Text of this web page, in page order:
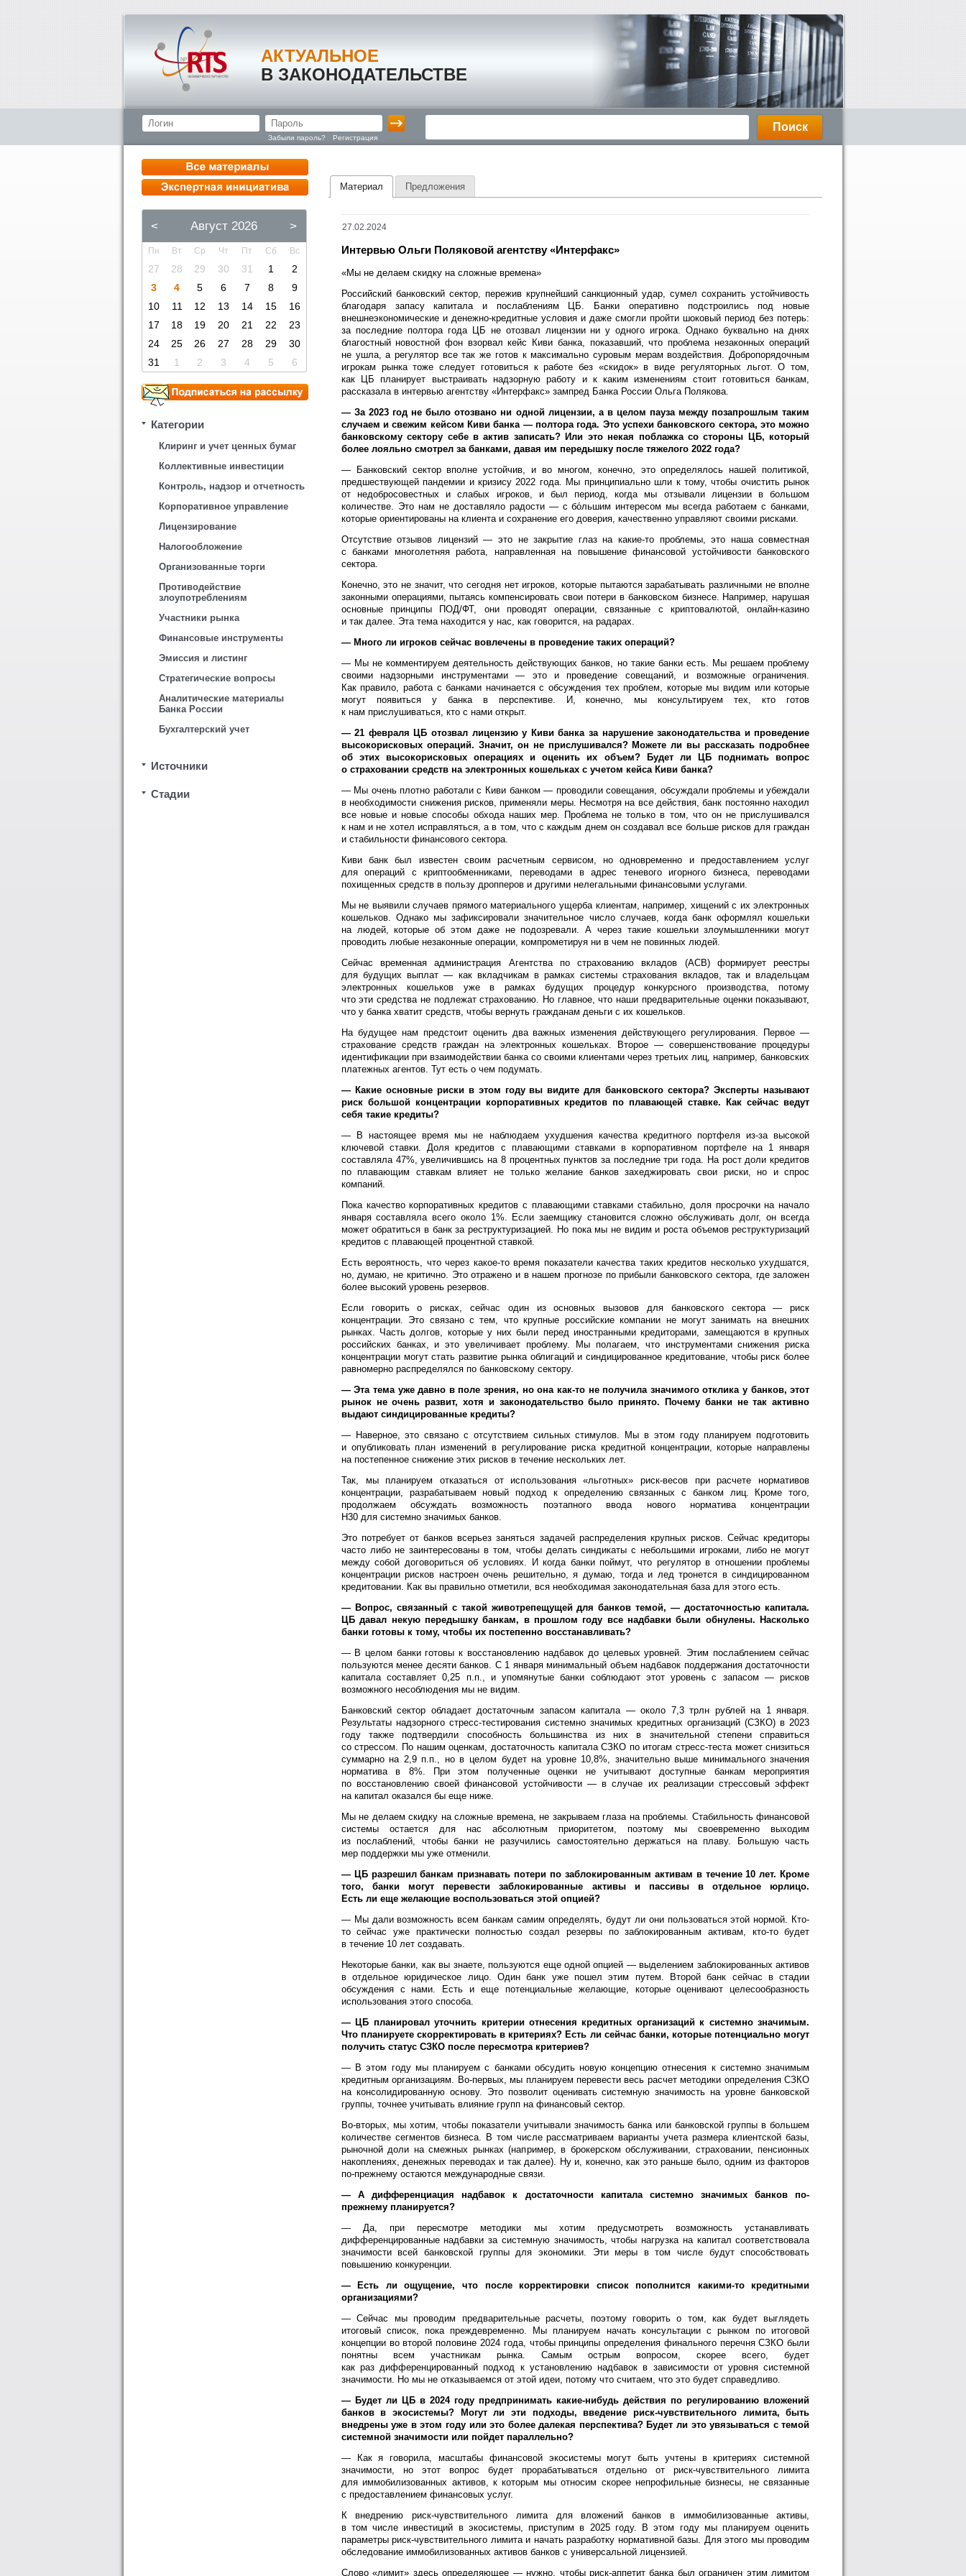
АКТУАЛЬНОЕ
В ЗАКОНОДАТЕЛЬСТВЕ
Забыли пароль? Регистрация
< Август 2026 >
Пн Вт Ср Чт Пт Сб Вс
27 28 29 30 31 1
2
3
4 5 6 7 8
9
10
11 12 13 14 15
16
17
18 19 20 21 22
23
24
25 26 27 28 29
30
31
1 2 3 4 5 6
Категории
Клиринг и учет ценных бумаг
Коллективные инвестиции
Контроль, надзор и отчетность
Корпоративное управление
Лицензирование
Налогообложение
Организованные торги
Противодействие
злоупотреблениям
Участники рынка
Финансовые инструменты
Эмиссия и листинг
Стратегические вопросы
Аналитические материалы
Банка России
Бухгалтерский учет
Источники
Стадии
Материал Предложения
27.02.2024
Интервью Ольги Поляковой агентству «Интерфакс»
«Мы не делаем скидку на сложные времена»
Российский банковский сектор, пережив крупнейший санкционный удар, сумел сохранить устойчивость
благодаря запасу капитала и послаблениям ЦБ. Банки оперативно подстроились под новые
внешнеэкономические и денежно-кредитные условия и даже смогли пройти шоковый период без потерь:
за последние полтора года ЦБ не отозвал лицензии ни у одного игрока. Однако буквально на днях
благостный новостной фон взорвал кейс Киви банка, показавший, что проблема незаконных операций
не ушла, а регулятор все так же готов к максимально суровым мерам воздействия. Добропорядочным
игрокам рынка тоже следует готовиться к работе без «скидок» в виде регуляторных льгот. О том,
как ЦБ планирует выстраивать надзорную работу и к каким изменениям стоит готовиться банкам,
рассказала в интервью агентству «Интерфакс» зампред Банка России Ольга Полякова.
— За 2023 год не было отозвано ни одной лицензии, а в целом пауза между позапрошлым таким
случаем и свежим кейсом Киви банка — полтора года. Это успехи банковского сектора, это можно
банковскому сектору себе в актив записать? Или это некая поблажка со стороны ЦБ, который
более лояльно смотрел за банками, давая им передышку после тяжелого 2022 года?
— Банковский сектор вполне устойчив, и во многом, конечно, это определялось нашей политикой,
предшествующей пандемии и кризису 2022 года. Мы принципиально шли к тому, чтобы очистить рынок
от недобросовестных и слабых игроков, и был период, когда мы отзывали лицензии в большом
количестве. Это нам не доставляло радости — с бо́льшим интересом мы всегда работаем с банками,
которые ориентированы на клиента и сохранение его доверия, качественно управляют своими рисками.
Отсутствие отзывов лицензий — это не закрытие глаз на какие-то проблемы, это наша совместная
с банками многолетняя работа, направленная на повышение финансовой устойчивости банковского
сектора.
Конечно, это не значит, что сегодня нет игроков, которые пытаются зарабатывать различными не вполне
законными операциями, пытаясь компенсировать свои потери в банковском бизнесе. Например, нарушая
основные принципы ПОД/ФТ, они проводят операции, связанные с криптовалютой, онлайн-казино
и так далее. Эта тема находится у нас, как говорится, на радарах.
— Много ли игроков сейчас вовлечены в проведение таких операций?
— Мы не комментируем деятельность действующих банков, но такие банки есть. Мы решаем проблему
своими надзорными инструментами — это и проведение совещаний, и возможные ограничения.
Как правило, работа с банками начинается с обсуждения тех проблем, которые мы видим или которые
могут появиться у банка в перспективе. И, конечно, мы консультируем тех, кто готов
к нам прислушиваться, кто с нами открыт.
— 21 февраля ЦБ отозвал лицензию у Киви банка за нарушение законодательства и проведение
высокорисковых операций. Значит, он не прислушивался? Можете ли вы рассказать подробнее
об этих высокорисковых операциях и оценить их объем? Будет ли ЦБ поднимать вопрос
о страховании средств на электронных кошельках с учетом кейса Киви банка?
— Мы очень плотно работали с Киви банком — проводили совещания, обсуждали проблемы и убеждали
в необходимости снижения рисков, применяли меры. Несмотря на все действия, банк постоянно находил
все новые и новые способы обхода наших мер. Проблема не только в том, что он не прислушивался
к нам и не хотел исправляться, а в том, что с каждым днем он создавал все больше рисков для граждан
и стабильности финансового сектора.
Киви банк был известен своим расчетным сервисом, но одновременно и предоставлением услуг
для операций с криптообменниками, переводами в адрес теневого игорного бизнеса, переводами
похищенных средств в пользу дропперов и другими нелегальными финансовыми услугами.
Мы не выявили случаев прямого материального ущерба клиентам, например, хищений с их электронных
кошельков. Однако мы зафиксировали значительное число случаев, когда банк оформлял кошельки
на людей, которые об этом даже не подозревали. А через такие кошельки злоумышленники могут
проводить любые незаконные операции, компрометируя ни в чем не повинных людей.
Сейчас временная администрация Агентства по страхованию вкладов (АСВ) формирует реестры
для будущих выплат — как вкладчикам в рамках системы страхования вкладов, так и владельцам
электронных кошельков уже в рамках будущих процедур конкурсного производства, потому
что эти средства не подлежат страхованию. Но главное, что наши предварительные оценки показывают,
что у банка хватит средств, чтобы вернуть гражданам деньги с их кошельков.
На будущее нам предстоит оценить два важных изменения действующего регулирования. Первое —
страхование средств граждан на электронных кошельках. Второе — совершенствование процедуры
идентификации при взаимодействии банка со своими клиентами через третьих лиц, например, банковских
платежных агентов. Тут есть о чем подумать.
— Какие основные риски в этом году вы видите для банковского сектора? Эксперты называют
риск большой концентрации корпоративных кредитов по плавающей ставке. Как сейчас ведут
себя такие кредиты?
— В настоящее время мы не наблюдаем ухудшения качества кредитного портфеля из-за высокой
ключевой ставки. Доля кредитов с плавающими ставками в корпоративном портфеле на 1 января
составляла 47%, увеличившись на 8 процентных пунктов за последние три года. На рост доли кредитов
по плавающим ставкам влияет не только желание банков захеджировать свои риски, но и спрос
компаний.
Пока качество корпоративных кредитов с плавающими ставками стабильно, доля просрочки на начало
января составляла всего около 1%. Если заемщику становится сложно обслуживать долг, он всегда
может обратиться в банк за реструктуризацией. Но пока мы не видим и роста объемов реструктуризаций
кредитов с плавающей процентной ставкой.
Есть вероятность, что через какое-то время показатели качества таких кредитов несколько ухудшатся,
но, думаю, не критично. Это отражено и в нашем прогнозе по прибыли банковского сектора, где заложен
более высокий уровень резервов.
Если говорить о рисках, сейчас один из основных вызовов для банковского сектора — риск
концентрации. Это связано с тем, что крупные российские компании не могут занимать на внешних
рынках. Часть долгов, которые у них были перед иностранными кредиторами, замещаются в крупных
российских банках, и это увеличивает проблему. Мы полагаем, что инструментами снижения риска
концентрации могут стать развитие рынка облигаций и синдицированное кредитование, чтобы риск более
равномерно распределялся по банковскому сектору.
— Эта тема уже давно в поле зрения, но она как-то не получила значимого отклика у банков, этот
рынок не очень развит, хотя и законодательство было принято. Почему банки не так активно
выдают синдицированные кредиты?
— Наверное, это связано с отсутствием сильных стимулов. Мы в этом году планируем подготовить
и опубликовать план изменений в регулирование риска кредитной концентрации, которые направлены
на постепенное снижение этих рисков в течение нескольких лет.
Так, мы планируем отказаться от использования «льготных» риск-весов при расчете нормативов
концентрации, разрабатываем новый подход к определению связанных с банком лиц. Кроме того,
продолжаем обсуждать возможность поэтапного ввода нового норматива концентрации
Н30 для системно значимых банков.
Это потребует от банков всерьез заняться задачей распределения крупных рисков. Сейчас кредиторы
часто либо не заинтересованы в том, чтобы делать синдикаты с небольшими игроками, либо не могут
между собой договориться об условиях. И когда банки поймут, что регулятор в отношении проблемы
концентрации рисков настроен очень решительно, я думаю, тогда и лед тронется в синдицированном
кредитовании. Как вы правильно отметили, вся необходимая законодательная база для этого есть.
— Вопрос, связанный с такой животрепещущей для банков темой, — достаточностью капитала.
ЦБ давал некую передышку банкам, в прошлом году все надбавки были обнулены. Насколько
банки готовы к тому, чтобы их постепенно восстанавливать?
— В целом банки готовы к восстановлению надбавок до целевых уровней. Этим послаблением сейчас
пользуются менее десяти банков. С 1 января минимальный объем надбавок поддержания достаточности
капитала составляет 0,25 п.п., и упомянутые банки соблюдают этот уровень с запасом — рисков
возможного несоблюдения мы не видим.
Банковский сектор обладает достаточным запасом капитала — около 7,3 трлн рублей на 1 января.
Результаты надзорного стресс-тестирования системно значимых кредитных организаций (СЗКО) в 2023
году также подтвердили способность большинства из них в значительной степени справиться
со стрессом. По нашим оценкам, достаточность капитала СЗКО по итогам стресс-теста может снизиться
суммарно на 2,9 п.п., но в целом будет на уровне 10,8%, значительно выше минимального значения
норматива в 8%. При этом полученные оценки не учитывают доступные банкам мероприятия
по восстановлению своей финансовой устойчивости — в случае их реализации стрессовый эффект
на капитал оказался бы еще ниже.
Мы не делаем скидку на сложные времена, не закрываем глаза на проблемы. Стабильность финансовой
системы остается для нас абсолютным приоритетом, поэтому мы своевременно выходим
из послаблений, чтобы банки не разучились самостоятельно держаться на плаву. Большую часть
мер поддержки мы уже отменили.
— ЦБ разрешил банкам признавать потери по заблокированным активам в течение 10 лет. Кроме
того, банки могут перевести заблокированные активы и пассивы в отдельное юрлицо.
Есть ли еще желающие воспользоваться этой опцией?
— Мы дали возможность всем банкам самим определять, будут ли они пользоваться этой нормой. Кто-
то сейчас уже практически полностью создал резервы по заблокированным активам, кто-то будет
в течение 10 лет создавать.
Некоторые банки, как вы знаете, пользуются еще одной опцией — выделением заблокированных активов
в отдельное юридическое лицо. Один банк уже пошел этим путем. Второй банк сейчас в стадии
обсуждения с нами. Есть и еще потенциальные желающие, которые оценивают целесообразность
использования этого способа.
— ЦБ планировал уточнить критерии отнесения кредитных организаций к системно значимым.
Что планируете скорректировать в критериях? Есть ли сейчас банки, которые потенциально могут
получить статус СЗКО после пересмотра критериев?
— В этом году мы планируем с банками обсудить новую концепцию отнесения к системно значимым
кредитным организациям. Во-первых, мы планируем перевести весь расчет методики определения СЗКО
на консолидированную основу. Это позволит оценивать системную значимость на уровне банковской
группы, точнее учитывать влияние групп на финансовый сектор.
Во-вторых, мы хотим, чтобы показатели учитывали значимость банка или банковской группы в большем
количестве сегментов бизнеса. В том числе рассматриваем варианты учета размера клиентской базы,
рыночной доли на смежных рынках (например, в брокерском обслуживании, страховании, пенсионных
накоплениях, денежных переводах и так далее). Ну и, конечно, как это раньше было, одним из факторов
по-прежнему остаются международные связи.
— А дифференциация надбавок к достаточности капитала системно значимых банков по-
прежнему планируется?
— Да, при пересмотре методики мы хотим предусмотреть возможность устанавливать
дифференцированные надбавки за системную значимость, чтобы нагрузка на капитал соответствовала
значимости всей банковской группы для экономики. Эти меры в том числе будут способствовать
повышению конкуренции.
— Есть ли ощущение, что после корректировки список пополнится какими-то кредитными
организациями?
— Сейчас мы проводим предварительные расчеты, поэтому говорить о том, как будет выглядеть
итоговый список, пока преждевременно. Мы планируем начать консультации с рынком по итоговой
концепции во второй половине 2024 года, чтобы принципы определения финального перечня СЗКО были
понятны всем участникам рынка. Самым острым вопросом, скорее всего, будет
как раз дифференцированный подход к установлению надбавок в зависимости от уровня системной
значимости. Но мы не отказываемся от этой идеи, потому что считаем, что это будет справедливо.
— Будет ли ЦБ в 2024 году предпринимать какие-нибудь действия по регулированию вложений
банков в экосистемы? Могут ли эти подходы, введение риск-чувствительного лимита, быть
внедрены уже в этом году или это более далекая перспектива? Будет ли это увязываться с темой
системной значимости или пойдет параллельно?
— Как я говорила, масштабы финансовой экосистемы могут быть учтены в критериях системной
значимости, но этот вопрос будет прорабатываться отдельно от риск-чувствительного лимита
для иммобилизованных активов, к которым мы относим скорее непрофильные бизнесы, не связанные
с предоставлением финансовых услуг.
К внедрению риск-чувствительного лимита для вложений банков в иммобилизованные активы,
в том числе инвестиций в экосистемы, приступим в 2025 году. В этом году мы планируем оценить
параметры риск-чувствительного лимита и начать разработку нормативной базы. Для этого мы проводим
обследование иммобилизованных активов банков с универсальной лицензией.
Слово «лимит» здесь определяющее — нужно, чтобы риск-аппетит банка был ограничен этим лимитом